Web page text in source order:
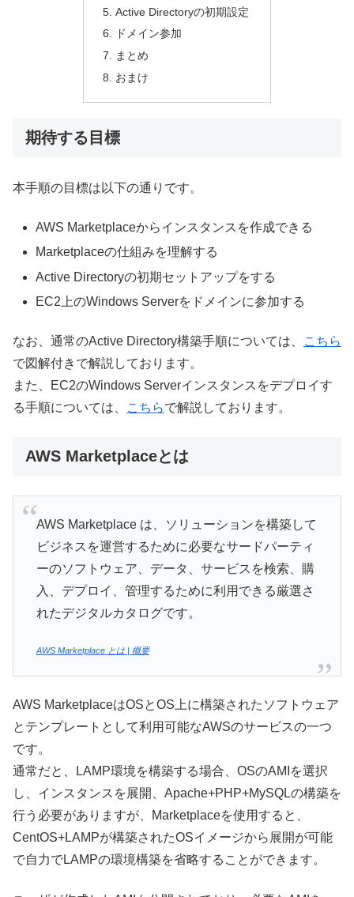
Active Directoryの初期設定
ドメイン参加
まとめ
おまけ
期待する目標
本手順の目標は以下の通りです。
AWS Marketplaceからインスタンスを作成できる
Marketplaceの仕組みを理解する
Active Directoryの初期セットアップをする
EC2上のWindows Serverをドメインに参加する
なお、通常のActive Directory構築手順については、
こちら
で図解付きで解説しております。
また、EC2のWindows Serverインスタンスをデプロイす
る手順については、
こちらで解説しております。
AWS Marketplaceとは
AWS Marketplace は、ソリューションを構築して
ビジネスを運営するために必要なサードパーティ
ーのソフトウェア、データ、サービスを検索、購
入、デプロイ、管理するために利用できる厳選さ
れたデジタルカタログです。
AWS Marketplace とは | 概要
AWS MarketplaceはOSとOS上に構築されたソフトウェア
とテンプレートとして利用可能なAWSのサービスの一つ
です。
通常だと、LAMP環境を構築する場合、OSのAMIを選択
し、インスタンスを展開、Apache+PHP+MySQLの構築を
行う必要がありますが、Marketplaceを使用すると、
CentOS+LAMPが構築されたOSイメージから展開が可能
で自力でLAMPの環境構築を省略することができます。